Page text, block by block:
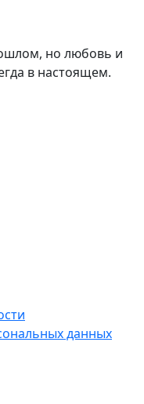
но любовь и
в настоящем.
данных